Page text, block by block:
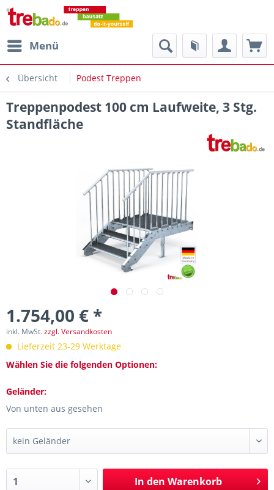
Menü
Übersicht Podest Treppen
Treppenpodest 100 cm Laufweite, 3 Stg.
Standfläche
1.754,00 € *
inkl. MwSt.zzgl. Versandkosten
Lieferzeit 23-29 Werktage
Wählen Sie die folgenden Optionen:
Geländer:
Von unten aus gesehen
In den Warenkorb